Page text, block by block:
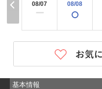
08/07
ー
08/08
基本情報